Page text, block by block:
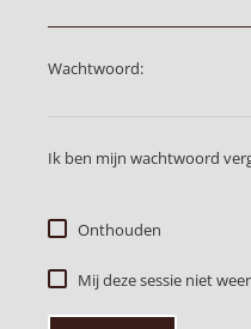
Wachtwoord:
Ik ben mijn wachtwoord
Onthouden
Mij deze sessie niet